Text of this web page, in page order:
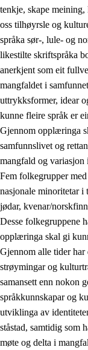
tenkje, skape
oss tilhøyrsle og
språka sør-, lule- og
likestilte skriftspråka
anerkjent som eit
mangfaldet i
uttrykksformer, idear
kunne fleire språk er
Gjennom opplæringa
samfunnslivet og
mangfald og
Fem folkegrupper
nasjonale minoritetar i
jødar, kvenar/
Desse folkegruppene
opplæringa skal gi
Gjennom alle tider
strøymingar og
samansett enn nokon
språkkunnskapar og
utviklinga av
ståstad, samtidig som
møte og delta i